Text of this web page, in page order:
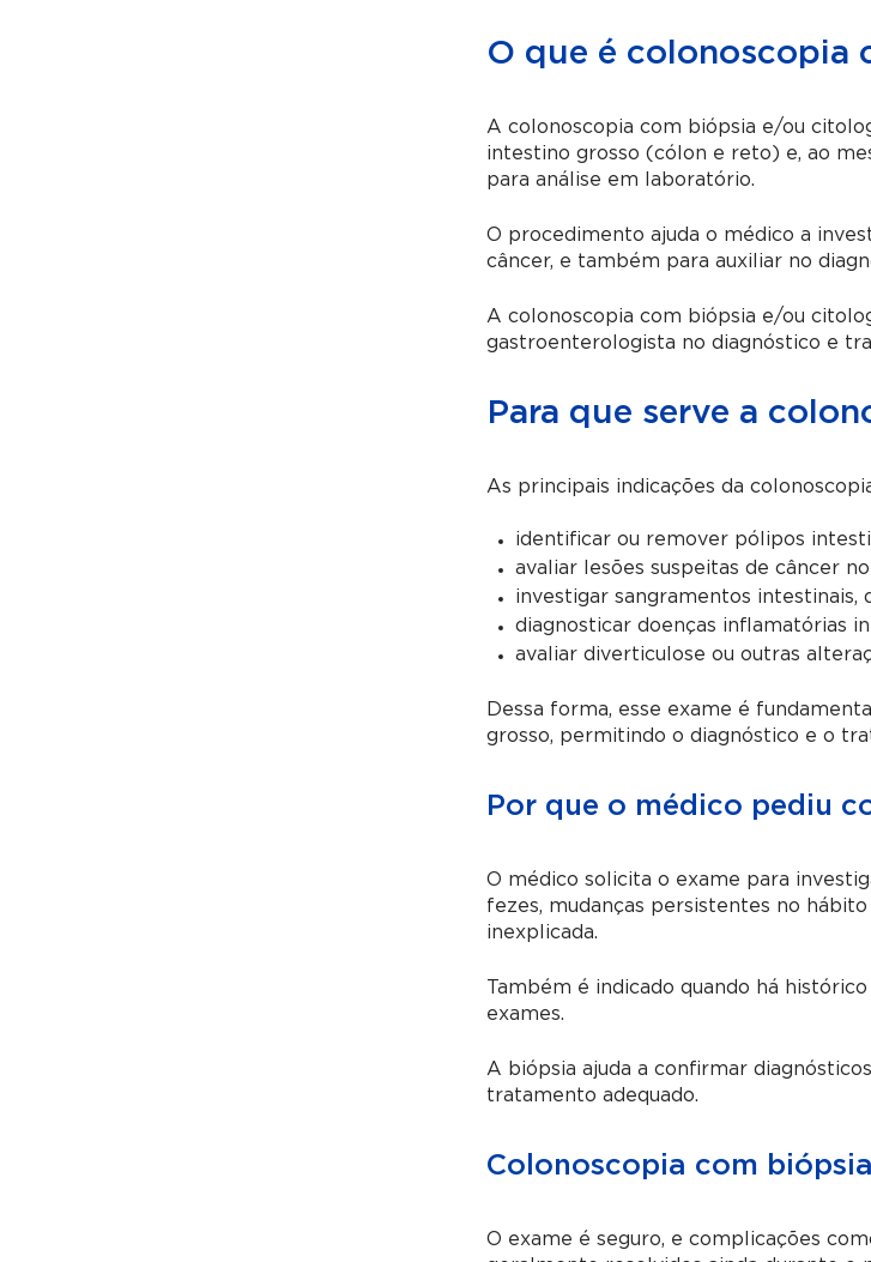
O que é colonoscopia
A colonoscopia com biópsia e/ou
intestino grosso (cólon e reto) e, ao
para análise em laboratório.
O procedimento ajuda o médico a
câncer, e também para auxiliar no
A colonoscopia com biópsia e/ou
gastroenterologista no diagnóstico e
Para que serve a
As principais indicações da
identificar ou remover pólipos
avaliar lesões suspeitas de câncer
investigar sangramentos intestinais,
diagnosticar doenças inflamatórias
avaliar diverticulose ou outras
Dessa forma, esse exame é
grosso, permitindo o diagnóstico e o
Por que o médico pediu
O médico solicita o exame para
fezes, mudanças persistentes no
inexplicada.
Também é indicado quando há
exames.
A biópsia ajuda a confirmar
tratamento adequado.
Colonoscopia com
O exame é seguro, e complicações